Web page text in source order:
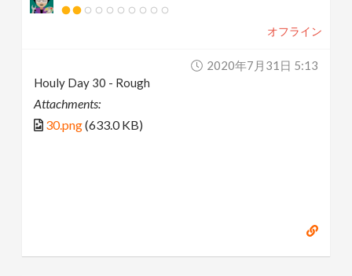
オフライン
2020年7月31日 5:13
Houly Day 30 - Rough
Attachments:
30.png(633.0 KB)